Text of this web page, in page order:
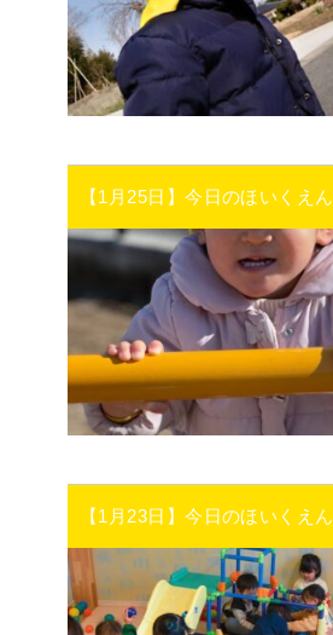
【1月25日】今日のほいくえん
【1月23日】今日のほいくえん